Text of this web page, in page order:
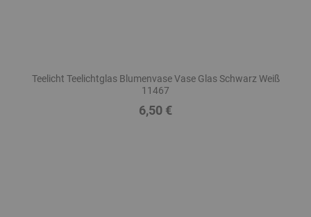
Teelicht Teelichtglas Blumenvase Vase Glas Schwarz Weiß
11467
Preis
6,50 €